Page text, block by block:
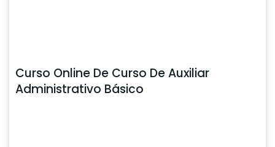
Curso Online De Curso De Auxiliar
Administrativo Básico